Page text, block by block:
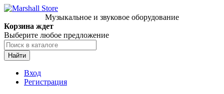
Музыкальное и звуковое оборудование
Корзина ждет
Выберите любое предложение
Найти
Вход
Регистрация